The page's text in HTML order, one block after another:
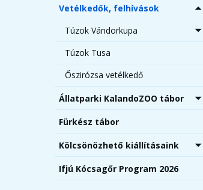
Vetélkedők, felhívások
Túzok Vándorkupa
Túzok Tusa
Őszirózsa vetélkedő
Állatparki KalandoZOO tábor
Fürkész tábor
Kölcsönözhető kiállításaink
Ifjú Kócsagőr Program 2026